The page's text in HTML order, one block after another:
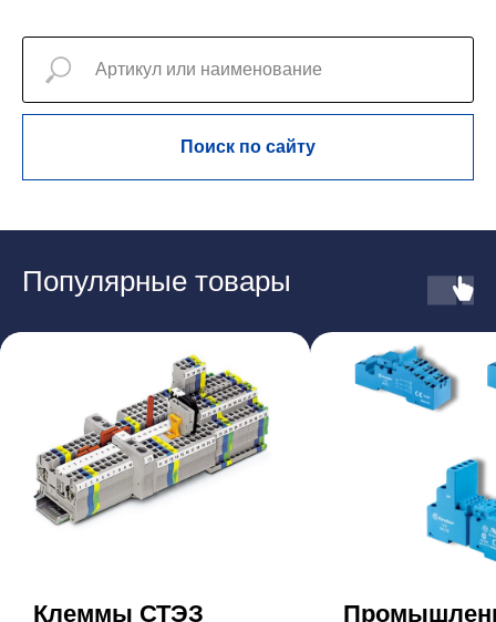
Поиск по сайту
Популярные товары
Клеммы СТЭЗ